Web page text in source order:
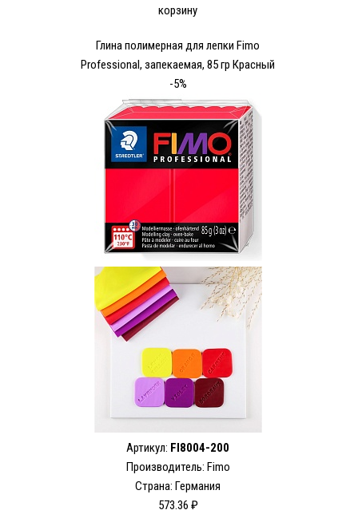
корзину
Глина полимерная для лепки Fimo
Рrofessional, запекаемая, 85 гр Красный
-5%
Артикул: FI8004-200
Производитель: Fimo
Страна: Германия
573.36 ₽